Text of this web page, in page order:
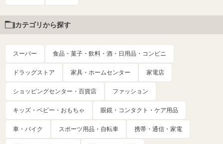
カテゴリから探す
スーパー 食品・菓子・飲料・酒・日用品・コンビニ
ドラッグストア 家具・ホームセンター 家電店
ショッピングセンター・百貨店 ファッション
キッズ・ベビー・おもちゃ 眼鏡・コンタクト・ケア用品
車・バイク スポーツ用品・自転車 携帯・通信・家電